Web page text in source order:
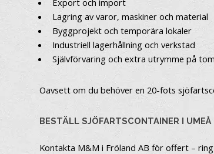
Export och import
Lagring av varor, maskiner och material
Byggprojekt och temporära lokaler
Industriell lagerhållning och verkstad
Självförvaring och extra utrymme på
Oavsett om du behöver en 20-fots
BESTÄLL SJÖFARTSCONTAINER I UMEÅ
Kontakta M&M i Fröland AB för offert –